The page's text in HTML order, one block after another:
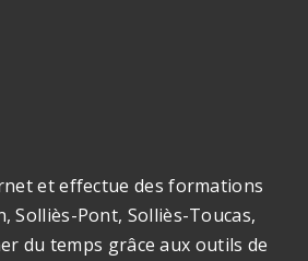
et effectue des formations
Solliès-Pont, Solliès-Toucas,
du temps grâce aux outils de